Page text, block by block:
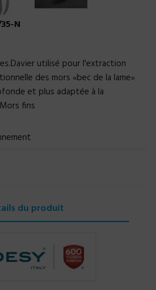
N
utilisé pour l'extraction
des mors «bec de la lame»
et plus adaptée à la
fins
du produit